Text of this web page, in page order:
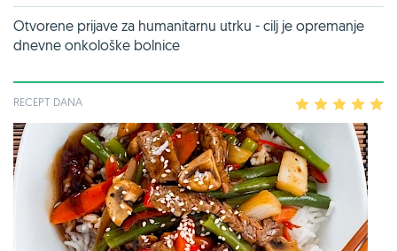
Otvorene prijave za humanitarnu utrku - cilj je opremanje
dnevne onkološke bolnice
RECEPT DANA 2 3 4